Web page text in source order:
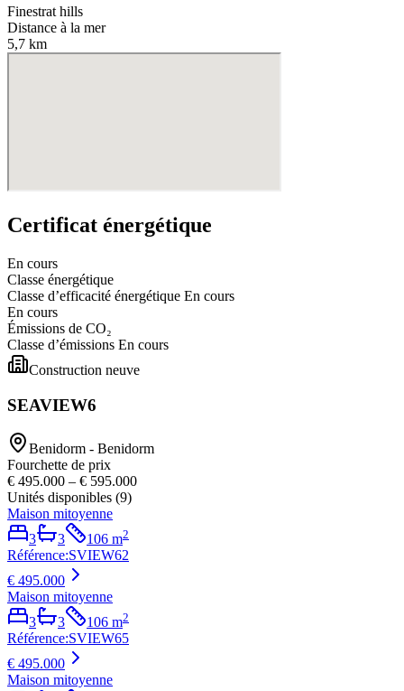
Finestrat hills
Distance à la mer
5,7 km
Certificat énergétique
En cours
Classe énergétique
Classe d’efficacité énergétique En cours
En cours
Émissions de CO₂
Classe d’émissions En cours
Construction neuve
SEAVIEW6
Benidorm - Benidorm
Fourchette de prix
€ 495.000 – € 595.000
Unités disponibles (9)
Maison mitoyenne
3
3 106 m2
Référence:SVIEW62
€ 495.000
Maison mitoyenne
3
3 106 m2
Référence:SVIEW65
€ 495.000
Maison mitoyenne